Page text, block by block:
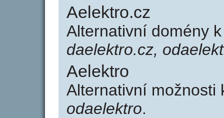
Aelektro.cz
Alternativní domény
daelektro.cz,
Aelektro
Alternativní
odaelektro.